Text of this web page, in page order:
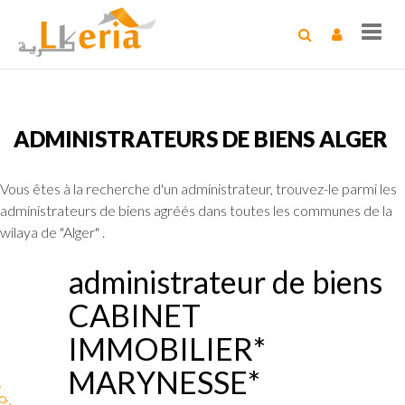
ADMINISTRATEURS DE BIENS ALGER
Vous êtes à la recherche d'un administrateur, trouvez-le parmi les
administrateurs de biens agréés dans toutes les communes de la
wilaya de "Alger" .
administrateur de biens
CABINET
IMMOBILIER*
MARYNESSE*